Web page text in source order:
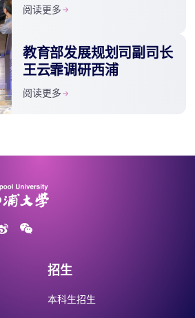
阅读更多
教育部发展规划司副司长
王云霏调研西浦
阅读更多
招生
本科生招生